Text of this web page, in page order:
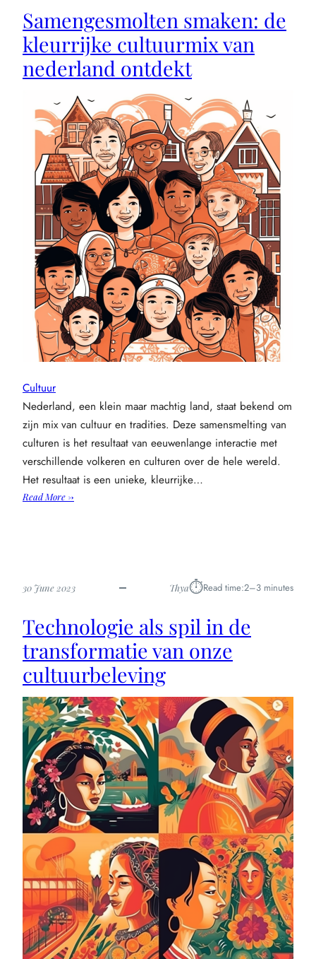
identiteit
smeedden
Samengesmolten smaken: de
kleurrijke cultuurmix van
nederland ontdekt
Cultuur
Nederland, een klein maar machtig land, staat bekend om
zijn mix van cultuur en tradities. Deze samensmelting van
culturen is het resultaat van eeuwenlange interactie met
verschillende volkeren en culturen over de hele wereld.
Het resultaat is een unieke, kleurrijke…
Read More →:
van
ontdekt
30 June 2023 Thya⏱︎Read time:2–3 minutes
Technologie als spil in de
transformatie van onze
cultuurbeleving